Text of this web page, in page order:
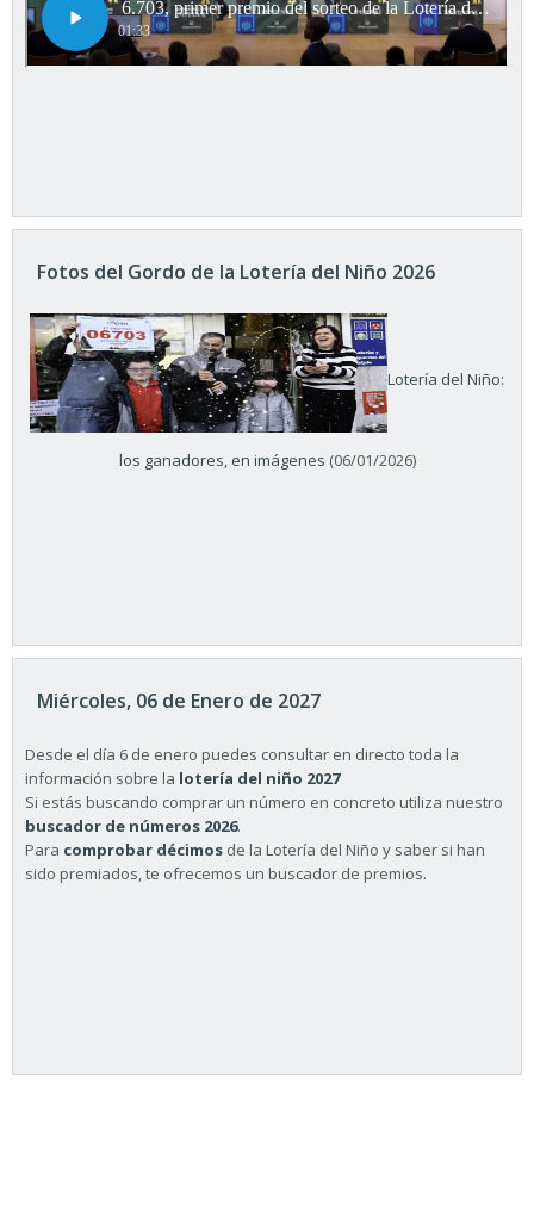
Fotos del Gordo de la Lotería del Niño 2026
Lotería del Niño:
los ganadores, en imágenes (06/01/2026)
Miércoles, 06 de Enero de 2027
Desde el día 6 de enero puedes consultar en directo toda la
información sobre la lotería del niño 2027
Si estás buscando comprar un número en concreto utiliza nuestro
buscador de números 2026.
Para comprobar décimos de la Lotería del Niño y saber si han
sido premiados, te ofrecemos un buscador de premios.